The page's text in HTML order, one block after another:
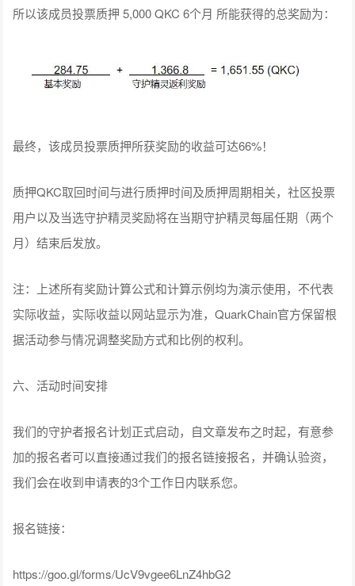
所以该成员投票质押 5,000 QKC 6个月 所能获得的总奖励为：
最终，该成员投票质押所获奖励的收益可达66%！
质押QKC取回时间与进行质押时间及质押周期相关，社区投票
用户以及当选守护精灵奖励将在当期守护精灵每届任期（两个
月）结束后发放。
注：上述所有奖励计算公式和计算示例均为演示使用，不代表
实际收益，实际收益以网站显示为准，QuarkChain官方保留根
据活动参与情况调整奖励方式和比例的权利。
六、活动时间安排
我们的守护者报名计划正式启动，自文章发布之时起，有意参
加的报名者可以直接通过我们的报名链接报名，并确认验资，
我们会在收到申请表的3个工作日内联系您。
报名链接：
https://goo.gl/forms/UcV9vgee6LnZ4hbG2